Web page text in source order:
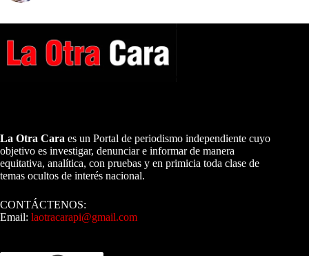
La Otra Cara es un Portal de periodismo independiente cuyo
objetivo es investigar, denunciar e informar de manera
equitativa, analítica, con pruebas y en primicia toda clase de
temas ocultos de interés nacional.
CONTÁCTENOS:
Email: laotracarapi@gmail.com